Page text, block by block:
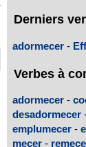
Derniers
adormecer -
Verbes à
adormecer -
desadormecer
emplumecer -
mecer -